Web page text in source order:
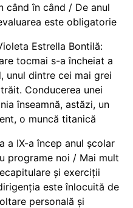
când în când / De anul
este obligatorie
Estrella Bontilă:
tocmai s-a încheiat a
unul dintre cei mai grei
Conducerea unei
înseamnă, astăzi, un
o muncă titanică
a IX-a încep anul școlar
programe noi / Mai mult
și exerciții
este înlocuită de
personală și